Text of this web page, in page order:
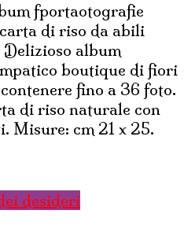
fportaotografie
di riso da abili
album
boutique di fiori
fino a 36 foto.
di riso naturale con
Misure: cm 21 x 25.
desideri